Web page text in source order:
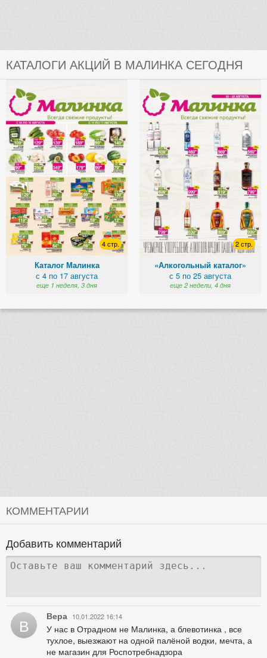
КАТАЛОГИ АКЦИЙ В МАЛИНКА СЕГОДНЯ
4 стр.
Каталог Малинка
с 4 по 17 августа
еще 1 неделя, 3 дня
2 стр.
«Алкогольный каталог»
с 5 по 25 августа
еще 2 недели, 4 дня
КОММЕНТАРИИ
Добавить комментарий
В Вера 10.01.2022 16:14
У нас в Отрадном не Малинка, а блевотинка , все
тухлое, выезжают на одной палёной водки, мечта, а
не магазин для Роспотребнадзора